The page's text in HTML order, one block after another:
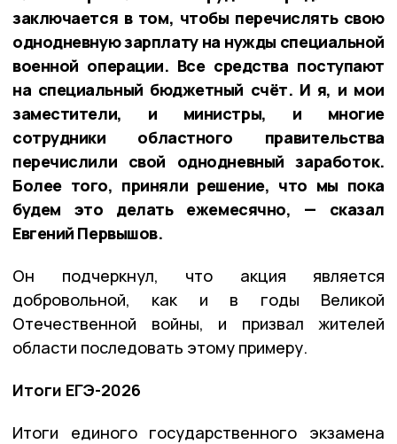
заключается в том, чтобы перечислять свою
однодневную зарплату на нужды специальной
военной операции. Все средства поступают
на специальный бюджетный счёт. И я, и мои
заместители, и министры, и многие
сотрудники областного правительства
перечислили свой однодневный заработок.
Более того, приняли решение, что мы пока
будем это делать ежемесячно, — сказал
Евгений Первышов.
Он подчеркнул, что акция является
добровольной, как и в годы Великой
Отечественной войны, и призвал жителей
области последовать этому примеру.
Итоги ЕГЭ-2026
Итоги единого государственного экзамена